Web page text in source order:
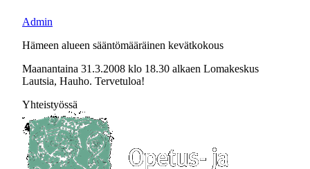
Admin
Hämeen alueen sääntömääräinen kevätkokous
Maanantaina 31.3.2008 klo 18.30 alkaen Lomakeskus
Lautsia, Hauho. Tervetuloa!
Yhteistyössä